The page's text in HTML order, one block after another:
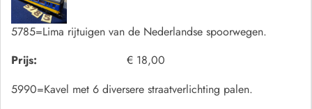
5785=Lima rijtuigen van de Nederlandse spoorwegen.
Prijs:
€ 18,00
5990=Kavel met 6 diversere straatverlichting palen.